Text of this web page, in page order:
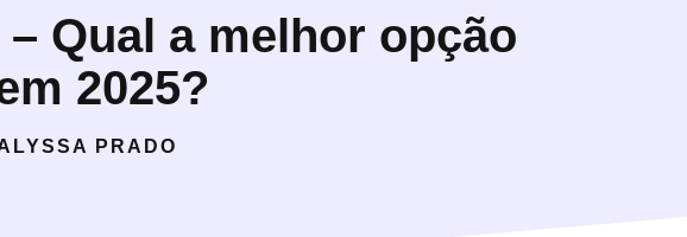
Qual a melhor opção
2025?
PRADO